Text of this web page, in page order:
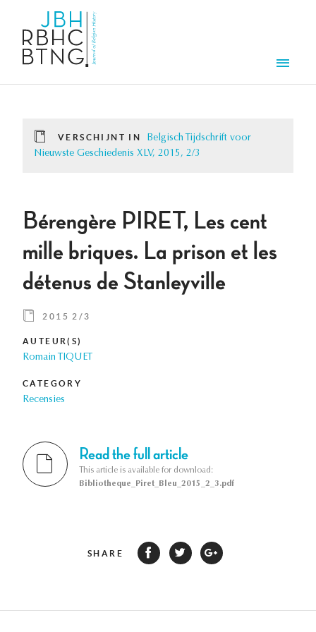
VERSCHIJNT IN
Belgisch Tijdschrift voor
Nieuwste Geschiedenis XLV, 2015, 2/3
Bérengère PIRET, Les cent
mille briques. La prison et les
détenus de Stanleyville
2015 2/3
AUTEUR(S)
Romain TIQUET
CATEGORY
Recensies
Read the full article
This article is available for download:
Bibliotheque_Piret_Bleu_2015_2_3.pdf
SHARE